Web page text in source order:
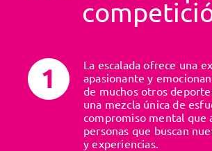
La escalada ofrece una
apasionante y
de muchos otros
una mezcla única de
compromiso mental que
personas que buscan
y experiencias.